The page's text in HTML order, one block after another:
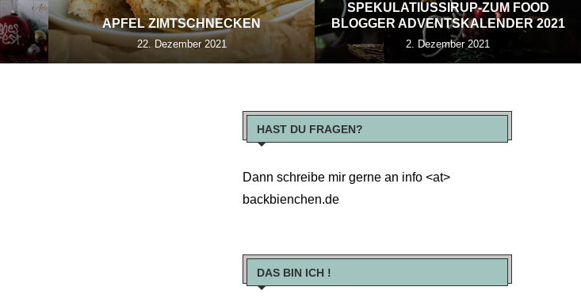
APFEL ZIMTSCHNECKEN
22. Dezember 2021
SPEKULATIUSSIRUP-ZUM FOOD
BLOGGER ADVENTSKALENDER 2021
2. Dezember 2021
HAST DU FRAGEN?
Dann schreibe mir gerne an info <at>
backbienchen.de
DAS BIN ICH !